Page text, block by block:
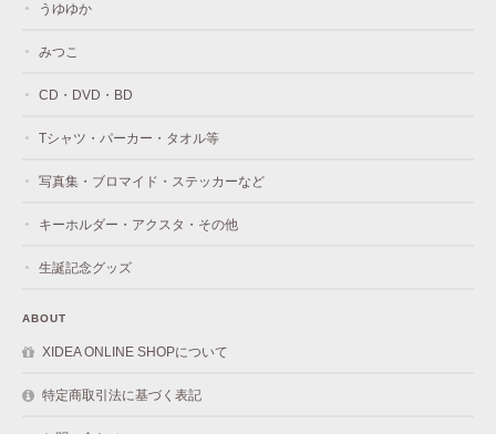
うゆゆか
みつこ
CD・DVD・BD
Tシャツ・パーカー・タオル等
写真集・ブロマイド・ステッカーなど
キーホルダー・アクスタ・その他
生誕記念グッズ
ABOUT
XIDEA ONLINE SHOPについて
特定商取引法に基づく表記